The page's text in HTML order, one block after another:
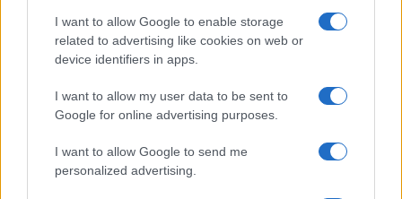
I want to allow Google to enable storage
related to advertising like cookies on web or
device identifiers in apps.
I want to allow my user data to be sent to
Google for online advertising purposes.
I want to allow Google to send me
personalized advertising.
Acquisizione Fincantieri-WSense: i fondatori restano
e rimettono capitale
Linda Pellegrini · 7 Lug 2026